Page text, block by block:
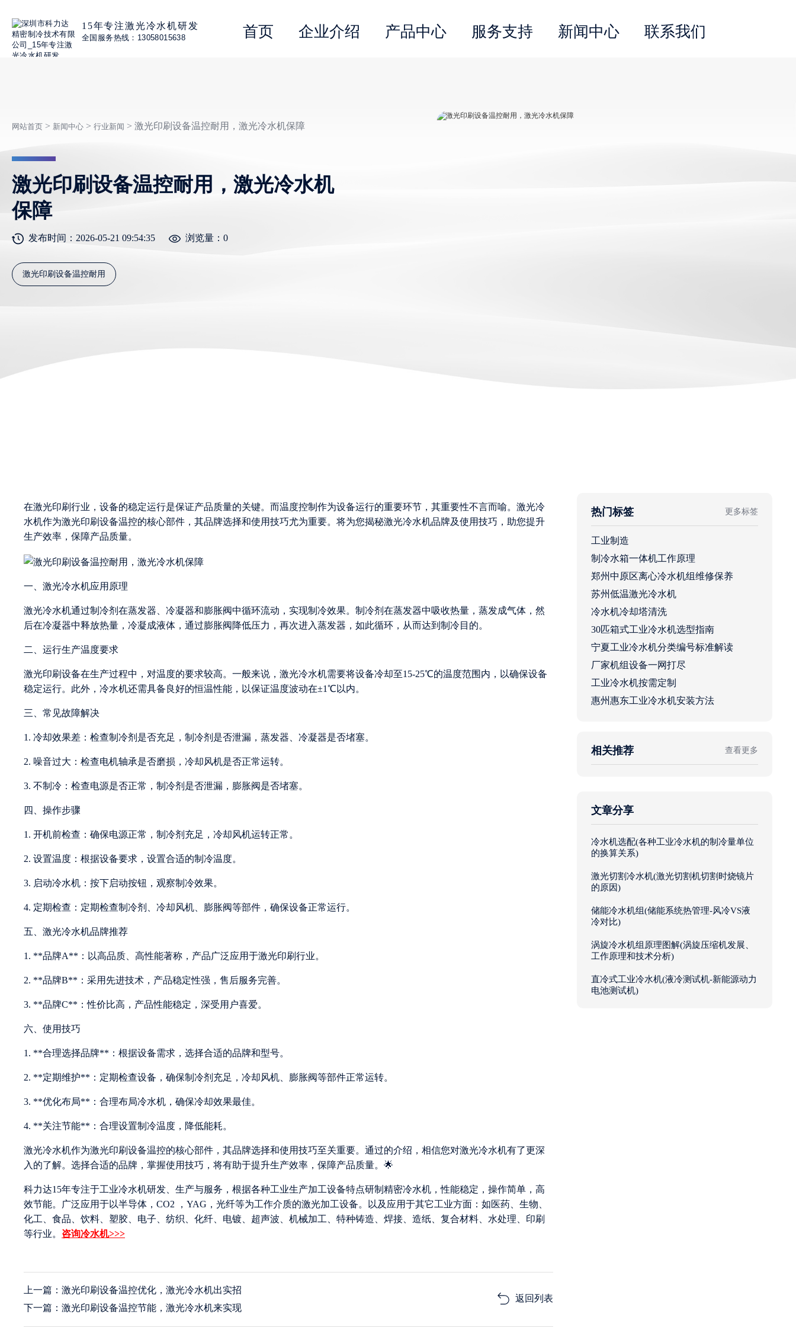
15年专注激光冷水机研发
全国服务热线：13058015638 首页 企业介绍 产品中心 服务支持 新闻中心 联系我们
网站首页 > 新闻中心 > 行业新闻 > 激光印刷设备温控耐用，激光冷水机保障
激光印刷设备温控耐用，激光冷水机
保障
发布时间：2026-05-21 09:54:35 浏览量： 0
激光印刷设备温控耐用
在激光印刷行业，设备的稳定运行是保证产品质量的关键。而温度控制作为设备运行的重要环节，其重要性不言而喻。激光冷
水机作为激光印刷设备温控的核心部件，其品牌选择和使用技巧尤为重要。将为您揭秘激光冷水机品牌及使用技巧，助您提升
生产效率，保障产品质量。
一、激光冷水机应用原理
激光冷水机通过制冷剂在蒸发器、冷凝器和膨胀阀中循环流动，实现制冷效果。制冷剂在蒸发器中吸收热量，蒸发成气体，然
后在冷凝器中释放热量，冷凝成液体，通过膨胀阀降低压力，再次进入蒸发器，如此循环，从而达到制冷目的。
二、运行生产温度要求
激光印刷设备在生产过程中，对温度的要求较高。一般来说，激光冷水机需要将设备冷却至15-25℃的温度范围内，以确保设备
稳定运行。此外，冷水机还需具备良好的恒温性能，以保证温度波动在±1℃以内。
三、常见故障解决
1. 冷却效果差：检查制冷剂是否充足，制冷剂是否泄漏，蒸发器、冷凝器是否堵塞。
2. 噪音过大：检查电机轴承是否磨损，冷却风机是否正常运转。
3. 不制冷：检查电源是否正常，制冷剂是否泄漏，膨胀阀是否堵塞。
四、操作步骤
1. 开机前检查：确保电源正常，制冷剂充足，冷却风机运转正常。
2. 设置温度：根据设备要求，设置合适的制冷温度。
3. 启动冷水机：按下启动按钮，观察制冷效果。
4. 定期检查：定期检查制冷剂、冷却风机、膨胀阀等部件，确保设备正常运行。
五、激光冷水机品牌推荐
1. **品牌A**：以高品质、高性能著称，产品广泛应用于激光印刷行业。
2. **品牌B**：采用先进技术，产品稳定性强，售后服务完善。
3. **品牌C**：性价比高，产品性能稳定，深受用户喜爱。
六、使用技巧
1. **合理选择品牌**：根据设备需求，选择合适的品牌和型号。
2. **定期维护**：定期检查设备，确保制冷剂充足，冷却风机、膨胀阀等部件正常运转。
3. **优化布局**：合理布局冷水机，确保冷却效果最佳。
4. **关注节能**：合理设置制冷温度，降低能耗。
激光冷水机作为激光印刷设备温控的核心部件，其品牌选择和使用技巧至关重要。通过的介绍，相信您对激光冷水机有了更深
入的了解。选择合适的品牌，掌握使用技巧，将有助于提升生产效率，保障产品质量。🌟
科力达15年专注于工业冷水机研发、生产与服务，根据各种工业生产加工设备特点研制精密冷水机，性能稳定，操作简单，高
效节能。广泛应用于以半导体，CO2 ，YAG，光纤等为工作介质的激光加工设备。以及应用于其它工业方面：如医药、生物、
化工、食品、饮料、塑胶、电子、纺织、化纤、电镀、超声波、机械加工、特种铸造、焊接、造纸、复合材料、水处理、印刷
等行业。 咨询冷水机>>>
上一篇：激光印刷设备温控优化，激光冷水机出实招
下一篇：激光印刷设备温控节能，激光冷水机来实现
返回列表
热门标签 更多标签
工业制造
制冷水箱一体机工作原理
郑州中原区离心冷水机组维修保养
苏州低温激光冷水机
冷水机冷却塔清洗
30匹箱式工业冷水机选型指南
宁夏工业冷水机分类编号标准解读
厂家机组设备一网打尽
工业冷水机按需定制
惠州惠东工业冷水机安装方法
相关推荐 查看更多
文章分享
冷水机选配(各种工业冷水机的制冷量单位
的换算关系)
激光切割冷水机(激光切割机切割时烧镜片
的原因)
储能冷水机组(储能系统热管理-风冷VS液
冷对比)
涡旋冷水机组原理图解(涡旋压缩机发展、
工作原理和技术分析)
直冷式工业冷水机(液冷测试机-新能源动力
电池测试机)